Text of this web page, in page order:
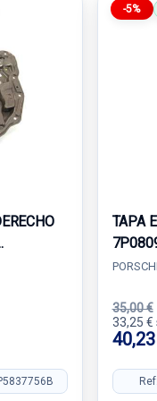
-5%
TAPA
35,00 €
33,25 €